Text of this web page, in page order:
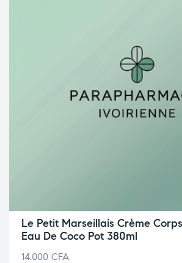
Le Petit Marseillais Crème
Eau De Coco Pot 380ml
14.000 CFA